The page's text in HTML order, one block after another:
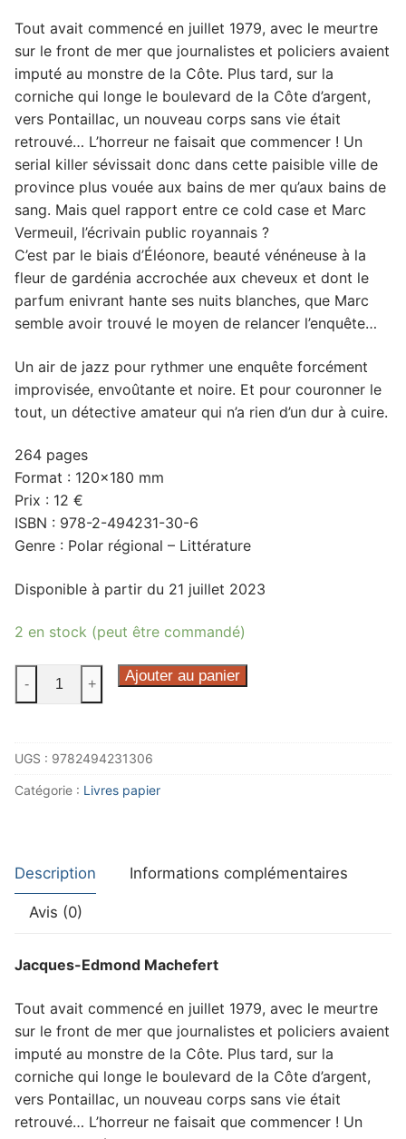
Tout avait commencé en juillet 1979, avec le meurtre
sur le front de mer que journalistes et policiers avaient
imputé au monstre de la Côte. Plus tard, sur la
corniche qui longe le boulevard de la Côte d’argent,
vers Pontaillac, un nouveau corps sans vie était
retrouvé… L’horreur ne faisait que commencer ! Un
serial killer sévissait donc dans cette paisible ville de
province plus vouée aux bains de mer qu’aux bains de
sang. Mais quel rapport entre ce cold case et Marc
Vermeuil, l’écrivain public royannais ?
C’est par le biais d’Éléonore, beauté vénéneuse à la
fleur de gardénia accrochée aux cheveux et dont le
parfum enivrant hante ses nuits blanches, que Marc
semble avoir trouvé le moyen de relancer l’enquête…
Un air de jazz pour rythmer une enquête forcément
improvisée, envoûtante et noire. Et pour couronner le
tout, un détective amateur qui n’a rien d’un dur à cuire.
264 pages
Format : 120×180 mm
Prix : 12 €
ISBN : 978-2-494231-30-6
Genre : Polar régional – Littérature
Disponible à partir du 21 juillet 2023
2 en stock (peut être commandé)
quantité
de
royannaise
-
Garden
Blues
- + Ajouter au panier
UGS : 9782494231306
Catégorie : Livres papier
Description Informations complémentaires
Avis (0)
Jacques-Edmond Machefert
Tout avait commencé en juillet 1979, avec le meurtre
sur le front de mer que journalistes et policiers avaient
imputé au monstre de la Côte. Plus tard, sur la
corniche qui longe le boulevard de la Côte d’argent,
vers Pontaillac, un nouveau corps sans vie était
retrouvé… L’horreur ne faisait que commencer ! Un